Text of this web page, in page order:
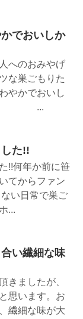
でおいしか
へのおみやげ
な巣ごもりた
やかでおいし
...
た!!
!!何年か前に笹
てからファン
い日常で巣ご
...
い繊細な味
きましたが、
思います。お
繊細な味が大